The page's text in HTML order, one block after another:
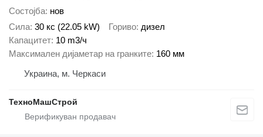
Состојба нов
Сила 30 кс (22.05 kW) Гориво дизел
Капацитет 10 m3/ч
Максимален дијаметар на гранките 160 мм
Украина, м. Черкаси
ТехноМашСтрой